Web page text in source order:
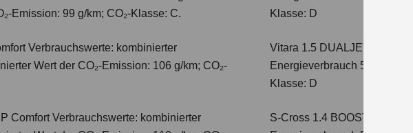
Emission: 99 g/km; CO₂-Klasse: C.
Verbrauchswerte: kombinierter
Wert der CO₂-Emission: 106 g/km; CO₂-
ComfortVerbrauchswerte: kombinierter
Klasse: D
Vitara 1.5 DUALJET
Energieverbrauch 5,6 l/
Klasse: D
S-Cross 1.4 BOOSTERJET